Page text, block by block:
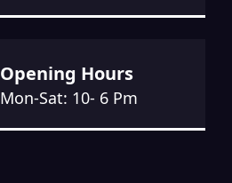
Opening Hours
Mon-Sat: 10- 6 Pm